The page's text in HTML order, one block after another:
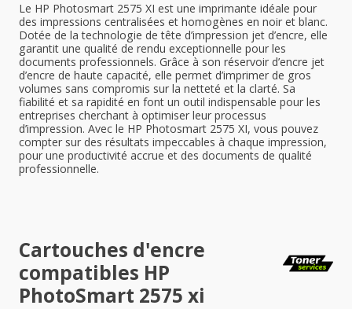
Le HP Photosmart 2575 XI est une imprimante idéale pour
des impressions centralisées et homogènes en noir et blanc.
Dotée de la technologie de tête d’impression jet d’encre, elle
garantit une qualité de rendu exceptionnelle pour les
documents professionnels. Grâce à son réservoir d’encre jet
d’encre de haute capacité, elle permet d’imprimer de gros
volumes sans compromis sur la netteté et la clarté. Sa
fiabilité et sa rapidité en font un outil indispensable pour les
entreprises cherchant à optimiser leur processus
d’impression. Avec le HP Photosmart 2575 XI, vous pouvez
compter sur des résultats impeccables à chaque impression,
pour une productivité accrue et des documents de qualité
professionnelle.
Cartouches d'encre
compatibles HP
PhotoSmart 2575 xi